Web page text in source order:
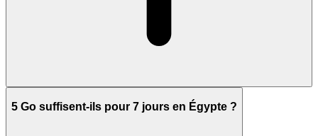
5 Go suffisent-ils pour 7 jours en Égypte ?